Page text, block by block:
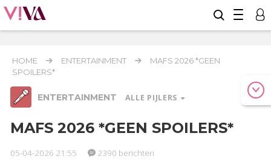
HOME ENTERTAINMENT
MAFS 2026 *GEEN
SPOILERS*
ENTERTAINMENT ALLE PIJLERS
Relaties Werk & Studie Geld & Recht
MAFS 2026 *GEEN SPOILERS*
05-04-2026 21:55 2390 berichten